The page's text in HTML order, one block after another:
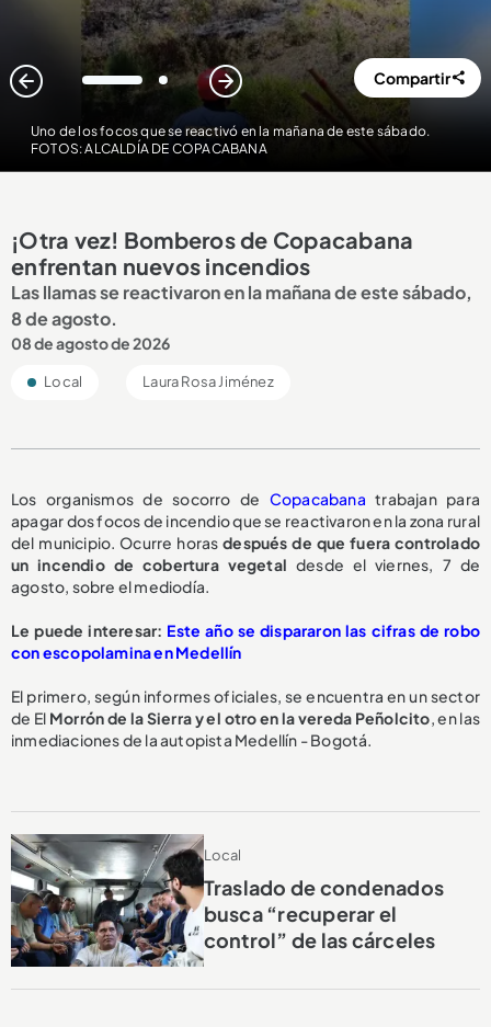
Uno de los focos que se reactivó en la mañana de este sábado.
FOTOS: ALCALDÍA DE COPACABANA
1 2 Compartir
¡Otra vez! Bomberos de Copacabana
enfrentan nuevos incendios
Las llamas se reactivaron en la mañana de este sábado,
8 de agosto.
08 de agosto de 2026
Local Laura Rosa Jiménez
Los organismos de socorro de Copacabana trabajan para
apagar dos focos de incendio que se reactivaron en la zona rural
del municipio. Ocurre horasdespués de que fuera controlado
un incendio de cobertura vegetal desde el viernes, 7 de
agosto, sobre el mediodía.
Le puede interesar: Este año se dispararon las cifras de robo
con escopolamina en Medellín
El primero, según informes oficiales, se encuentra en un sector
de El Morrón de la Sierra y el otro en la vereda Peñolcito, en las
inmediaciones de la autopista Medellín - Bogotá.
Local
Traslado de condenados
busca “recuperar el
control” de las cárceles